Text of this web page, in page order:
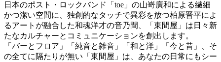
日本のポスト・ロックバンド「toe」の山嵜廣和による繊細
かつ潔い空間に、独創的なタッチで異彩を放つ柏原晋平によ
るアートが融合した和魂洋才の音乃間、「東間屋」は日々新
たなカルチャーとコミュニケーションを創出します。
「バーとフロア」「純音と雑音」「和と洋」「今と昔」、そ
の全てに隔たりが無い「東間屋」は、あなたの日常にもシー